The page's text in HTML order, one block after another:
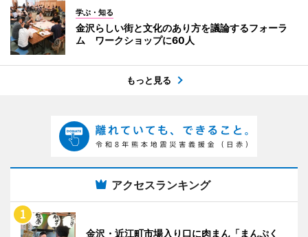
学ぶ・知る
金沢らしい街と文化のあり方を議論するフォーラ
ム ワークショップに60人
もっと見る
アクセスランキング
金沢・近江町市場入り口に肉まん「まんぷく